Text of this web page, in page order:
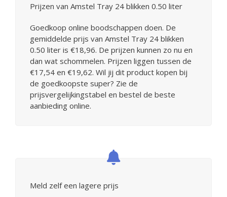
Prijzen van Amstel Tray 24 blikken 0.50 liter
Goedkoop online boodschappen doen. De
gemiddelde prijs van Amstel Tray 24 blikken
0.50 liter is €18,96. De prijzen kunnen zo nu en
dan wat schommelen. Prijzen liggen tussen de
€17,54 en €19,62. Wil jij dit product kopen bij
de goedkoopste super? Zie de
prijsvergelijkingstabel en bestel de beste
aanbieding online.
Meld zelf een lagere prijs